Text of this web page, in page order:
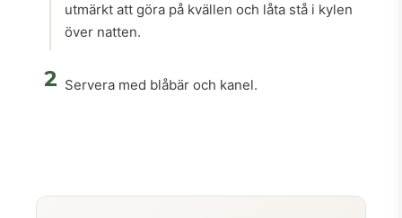
utmärkt att göra på kvällen och låta stå i kylen
över natten.
2 Servera med blåbär och kanel.